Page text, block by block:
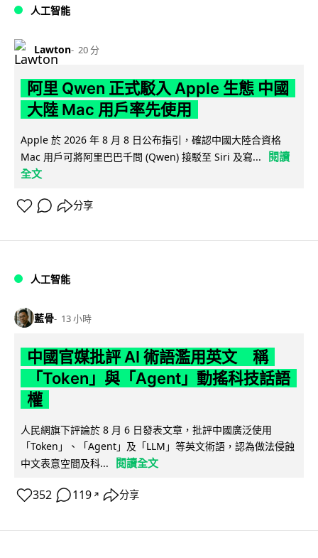
人工智能
Lawton 20 分
阿里 Qwen 正式駁入 Apple 生態 中國
大陸 Mac 用戶率先使用
Apple 於 2026 年 8 月 8 日公布指引，確認中國大陸合資格
Mac 用戶可將阿里巴巴千問 (Qwen) 接駁至 Siri 及寫...
閱讀
全文
分享
人工智能
藍骨 13 小時
中國官媒批評 AI 術語濫用英文 稱
「Token」與「Agent」動搖科技話語
權
人民網旗下評論於 8 月 6 日發表文章，批評中國廣泛使用
「Token」、「Agent」及「LLM」等英文術語，認為做法侵蝕
中文表意空間及科...
閱讀全文
352 119 ↗ 分享